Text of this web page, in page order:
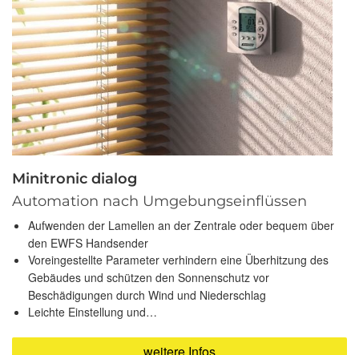
Minitronic dialog
Automation nach Umgebungseinflüssen
Aufwenden der Lamellen an der Zentrale oder bequem über
den EWFS Handsender
Voreingestellte Parameter verhindern eine Überhitzung des
Gebäudes und schützen den Sonnenschutz vor
Beschädigungen durch Wind und Niederschlag
Leichte Einstellung und…